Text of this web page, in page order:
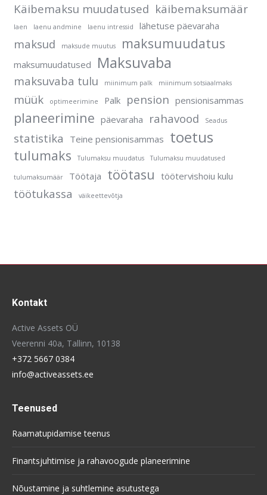
Käibemaksu muudatused käibemaksumäär
laen laenu andmine laenu intressid lähetuse päevaraha
maksud maksude muutus maksumuudatus
maksumuudatused Maksuvaba
maksuvaba tulu miinimum palk miinimum sotsiaalmaks
müük optimeerimine Palk pension pensionisammas
planeerimine päevaraha rahavood Seadus
statistika Teine pensionisammas toetus
tulumaks Tulumaksu muudatus Tulumaksu muudatused
tulumaksumäär Töötaja töötasu töötervishoiu kulu
töötukassa väikeettevõtja
Kontakt
Active Assets OÜ
Veerenni 40a, Tallinn, 10138
+372 5667 0384
info@activeassets.ee
Teenused
Raamatupidamise teenus
Finantsjuhtimise ja rahavoogude planeerimine
Nõustamine ja suhtlemine asutustega